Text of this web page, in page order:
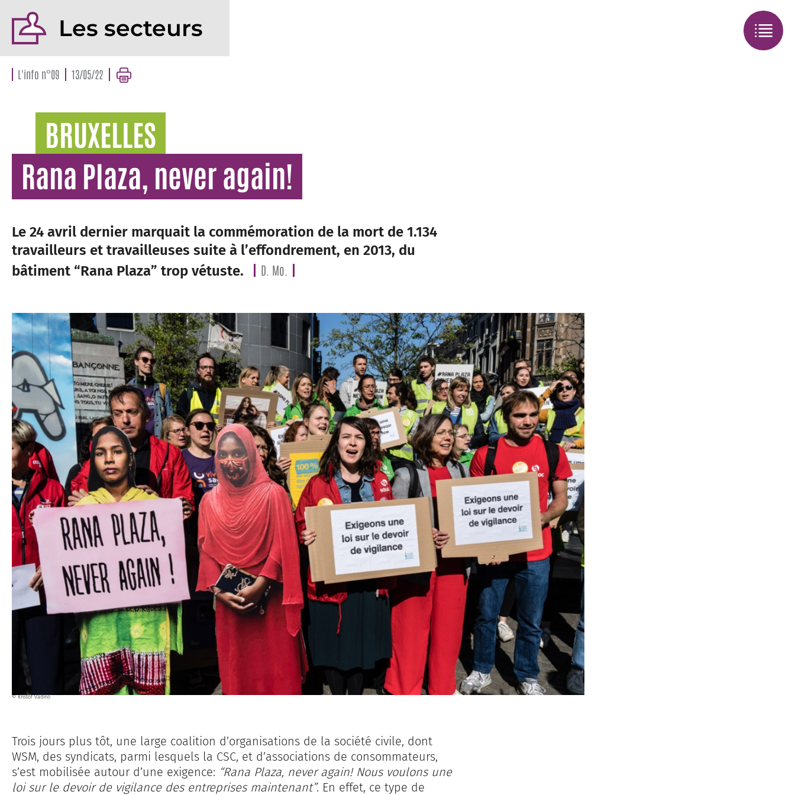
Les secteurs
L'info n°09 13/05/22
BRUXELLES
Rana Plaza, never again!
Le 24 avril dernier marquait la commémoration de la mort de 1.134
travailleurs et travailleuses suite à l’effondrement, en 2013, du
bâtiment “Rana Plaza” trop vétuste.
D. Mo.
© Kristof Vadino
Trois jours plus tôt, une large coalition d’organisations de la société civile, dont
WSM, des syndicats, parmi lesquels la CSC, et d’associations de consommateurs,
s’est mobilisée autour d’une exigence: “Rana Plaza, never again! Nous voulons une
loi sur le devoir de vigilance des entreprises maintenant”. En effet, ce type de